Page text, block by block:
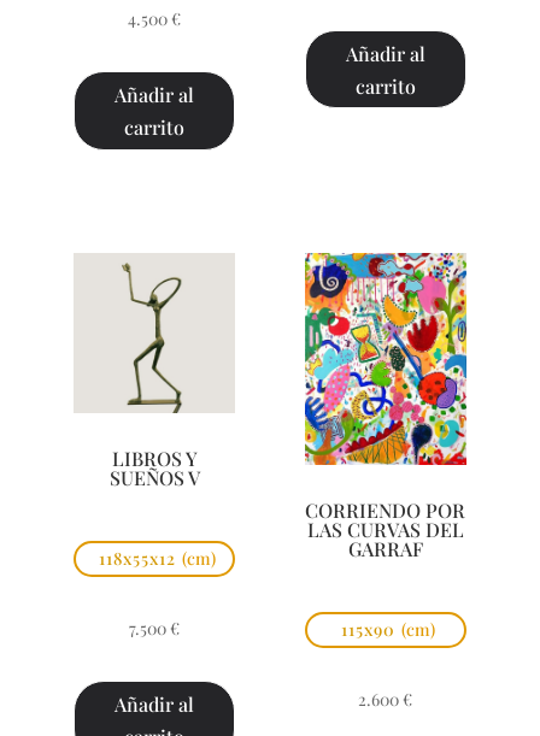
4.500 €
Añadir al
carrito
Añadir al
carrito
LIBROS Y
SUEÑOS V
118x55x12 (cm)
7.500 €
Añadir al
CORRIENDO POR
LAS CURVAS DEL
GARRAF
115x90 (cm)
2.600 €